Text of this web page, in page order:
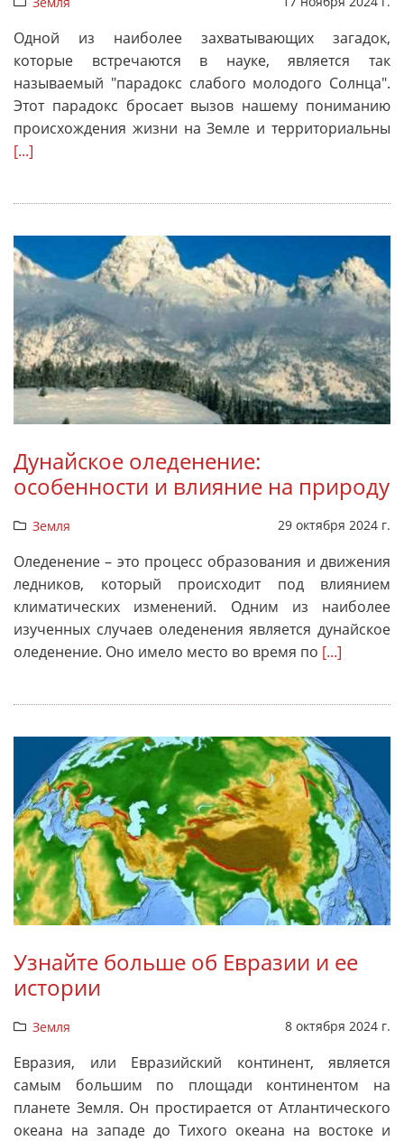
Одной из наиболее захватывающих загадок,
которые встречаются в науке, является так
называемый "парадокс слабого молодого Солнца".
Этот парадокс бросает вызов нашему пониманию
происхождения жизни на Земле и территориальны
[...]
Дунайское оледенение:
особенности и влияние на природу
Земля 29 октября 2024 г.
Оледенение – это процесс образования и движения
ледников, который происходит под влиянием
климатических изменений. Одним из наиболее
изученных случаев оледенения является дунайское
оледенение. Оно имело место во время по [...]
Узнайте больше об Евразии и ее
истории
Земля 8 октября 2024 г.
Евразия, или Евразийский континент, является
самым большим по площади континентом на
планете Земля. Он простирается от Атлантического
океана на западе до Тихого океана на востоке и